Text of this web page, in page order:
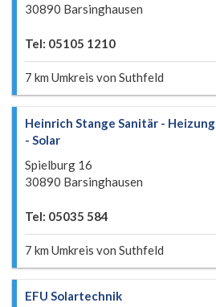
30890 Barsinghausen
Tel: 05105 1210
7 km Umkreis von Suthfeld
Heinrich Stange Sanitär - Heizung
- Solar
Spielburg 16
30890 Barsinghausen
Tel: 05035 584
7 km Umkreis von Suthfeld
EFU Solartechnik